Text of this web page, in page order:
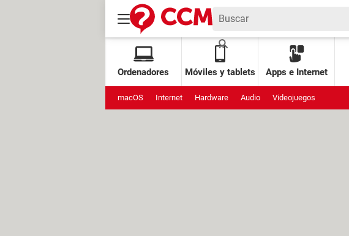
Ordenadores Móviles y tablets Apps e Internet
macOS Internet Hardware Audio Videojuegos